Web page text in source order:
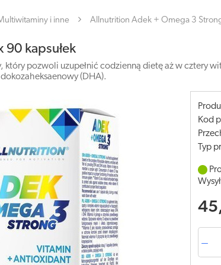
i inne Allnutrition Adek + Omega 3
kapsułek
pozwoli uzupełnić codzienną dietę aż w cztery
(DHA).
Kod
Typ